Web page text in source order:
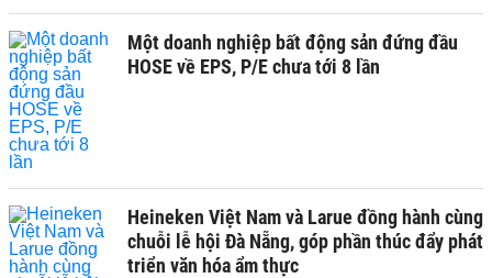
Một doanh nghiệp bất động sản đứng đầu
HOSE về EPS, P/E chưa tới 8 lần
Heineken Việt Nam và Larue đồng hành cùng
chuỗi lễ hội Đà Nẵng, góp phần thúc đẩy phát
triển văn hóa ẩm thực